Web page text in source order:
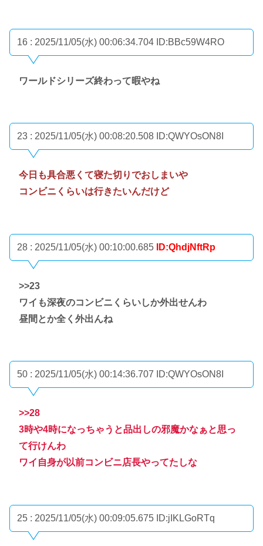
16 : 2025/11/05(水) 00:06:34.704 ID:BBc59W4RO
ワールドシリーズ終わって暇やね
23 : 2025/11/05(水) 00:08:20.508 ID:QWYOsON8I
今日も具合悪くて寝た切りでおしまいや
コンビニくらいは行きたいんだけど
28 : 2025/11/05(水) 00:10:00.685 ID:QhdjNftRp
>>23
ワイも深夜のコンビニくらいしか外出せんわ
昼間とか全く外出んね
50 : 2025/11/05(水) 00:14:36.707 ID:QWYOsON8I
>>28
3時や4時になっちゃうと品出しの邪魔かなぁと思っ
て行けんわ
ワイ自身が以前コンビニ店長やってたしな
25 : 2025/11/05(水) 00:09:05.675 ID:jIKLGoRTq